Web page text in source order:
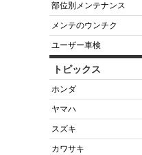
部位別メンテナンス
メンテのウンチク
ユーザー車検
トピックス
ホンダ
ヤマハ
スズキ
カワサキ